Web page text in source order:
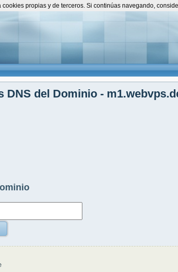
DNS del Dominio -
cookies propias y de terceros. Si continúas navegando,